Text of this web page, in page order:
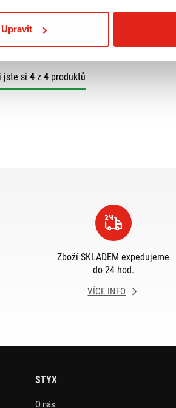
Upravit
Koupit
jste si 4z 4produktů
Zboží SKLADEM expedujeme
do 24 hod.
VÍCE INFO
STYX
O nás